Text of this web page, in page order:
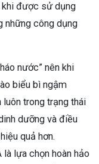
khi được sử dụng
những công dụng
nước” nên khi
biểu bì ngậm
trong trạng thái
dưỡng và điều
quả hơn.
là lựa chọn hoàn hảo